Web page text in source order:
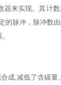
器来实现。其计
的脉冲，脉冲数
成,减低了含碳量